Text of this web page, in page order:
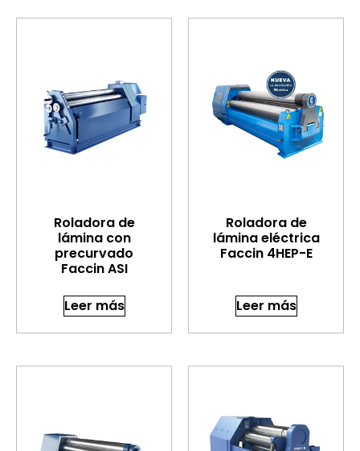
Roladora de
lámina con
precurvado
Faccin ASI
Leer más
Roladora de
lámina eléctrica
Faccin 4HEP-E
Leer más